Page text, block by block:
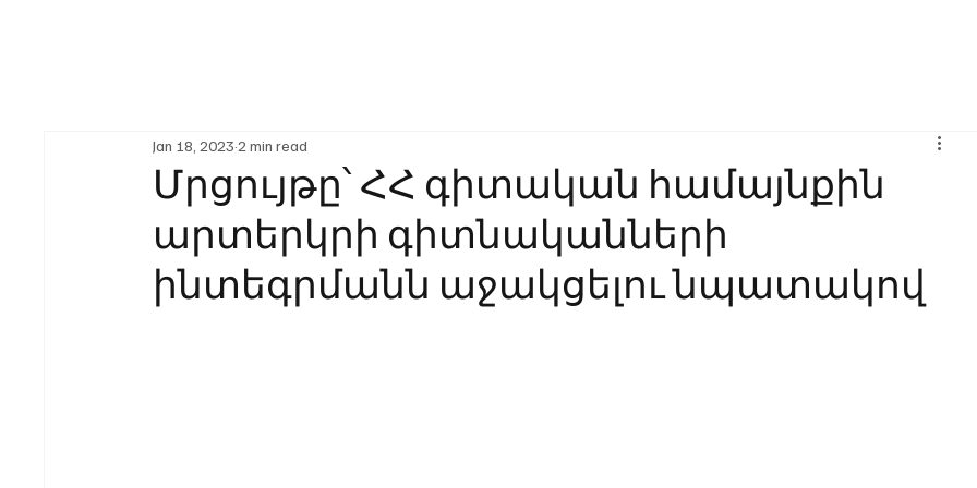
Մրցույթը՝ ՀՀ գիտական համայնքին
արտերկրի գիտնականների
ինտեգրմանն աջակցելու նպատակով
Jan 18, 2023 2 min read